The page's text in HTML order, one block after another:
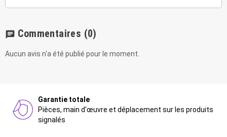
chat Commentaires (0)
Aucun avis n'a été publié pour le moment.
Garantie totale
Pièces, main d'œuvre et déplacement sur les produits
signalés